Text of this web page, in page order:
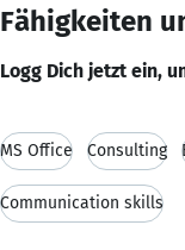
Fähigkeiten
Logg Dich jetzt ein,
MS Office Consulting
Communication skills